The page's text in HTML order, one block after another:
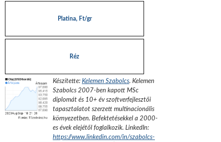
Platina, Ft/gr
Réz
Készítette: Kelemen Szabolcs. Kelemen
Szabolcs 2007-ben kapott MSc
diplomát és 10+ év szoftverfejlesztői
tapasztalatot szerzett multinacionális
környezetben. Befektetésekkel a 2000-
es évek elejétől foglalkozik. LinkedIn:
https://www.linkedin.com/in/szabolcs-